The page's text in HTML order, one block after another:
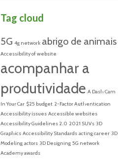
Tag cloud
5G 4g network abrigo de animais
Accessibility of website
acompanhar a
produtividade A Dash Cam
In Your Car $25 budget 2-Factor Authentication
Accessibility issues Accessible websites
Accessibility Guidelines 2.0 2021 SUVs 3D
Graphics Accessibility Standards acting career 3D
Modeling actors 3D Designing 5G network
Academy awards